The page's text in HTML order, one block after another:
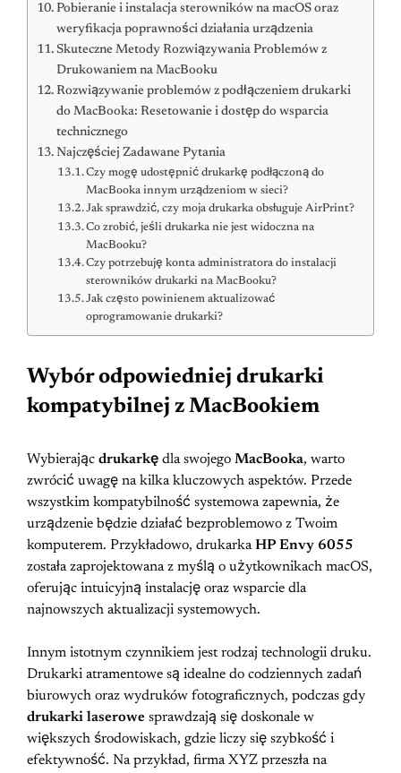
Pobieranie i instalacja sterowników na macOS oraz
weryfikacja poprawności działania urządzenia
Skuteczne Metody Rozwiązywania Problemów z
Drukowaniem na MacBooku
Rozwiązywanie problemów z podłączeniem drukarki
do MacBooka: Resetowanie i dostęp do wsparcia
technicznego
Najczęściej Zadawane Pytania
Czy mogę udostępnić drukarkę podłączoną do
MacBooka innym urządzeniom w sieci?
Jak sprawdzić, czy moja drukarka obsługuje AirPrint?
Co zrobić, jeśli drukarka nie jest widoczna na
MacBooku?
Czy potrzebuję konta administratora do instalacji
sterowników drukarki na MacBooku?
Jak często powinienem aktualizować
oprogramowanie drukarki?
Wybór odpowiedniej drukarki
kompatybilnej z MacBookiem
Wybierając drukarkę dla swojego MacBooka, warto
zwrócić uwagę na kilka kluczowych aspektów. Przede
wszystkim kompatybilność systemowa zapewnia, że
urządzenie będzie działać bezproblemowo z Twoim
komputerem. Przykładowo, drukarkaHP Envy 6055
została zaprojektowana z myślą o użytkownikach macOS,
oferując intuicyjną instalację oraz wsparcie dla
najnowszych aktualizacji systemowych.
Innym istotnym czynnikiem jest rodzaj technologii druku.
Drukarki atramentowe są idealne do codziennych zadań
biurowych oraz wydruków fotograficznych, podczas gdy
drukarki laserowe sprawdzają się doskonale w
większych środowiskach, gdzie liczy się szybkość i
efektywność. Na przykład, firma XYZ przeszła na